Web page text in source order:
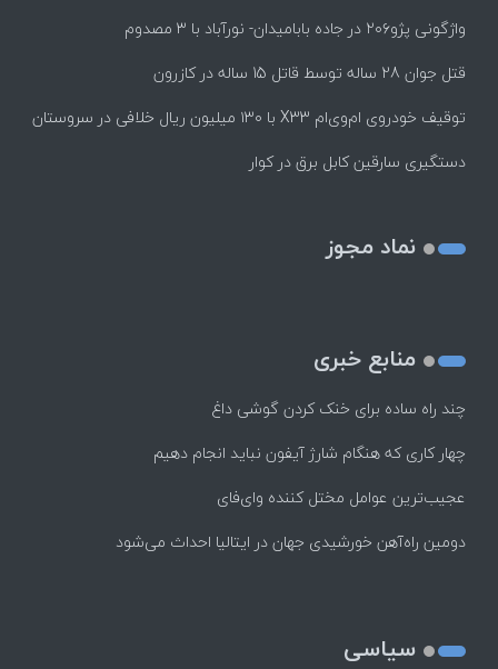
واژگونی پژو۲۰۶ در جاده بابامیدان- نورآباد با ۳ مصدوم
قتل جوان 28 ساله توسط قاتل 15 ساله در کازرون
توقیف خودروی ام‌وی‌ام X33 با ۱۳۰ میلیون ریال خلافی در سروستان
دستگیری سارقین کابل برق در کوار
نماد مجوز
منابع خبری
چند راه‌ ساده برای خنک کردن گوشی داغ
چهار کاری که هنگام شارژ آیفون نباید انجام دهیم
عجیب‌ترین عوامل مختل کننده وای‌فای
دومین راه‌آهن خورشیدی جهان در ایتالیا احداث می‌شود
سیاسی